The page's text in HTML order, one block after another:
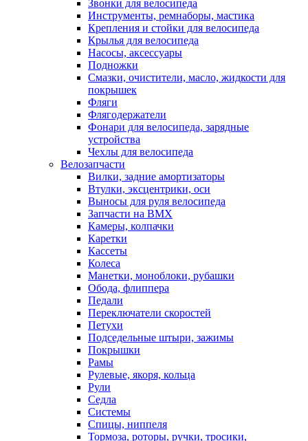
Звонки для велосипеда
Инструменты, ремнаборы, мастика
Крепления и стойки для велосипеда
Крылья для велосипеда
Насосы, аксессуары
Подножки
Смазки, очистители, масло, жидкости для
покрышек
Фляги
Флягодержатели
Фонари для велосипеда, зарядные
устройства
Чехлы для велосипеда
Велозапчасти
Вилки, задние амортизаторы
Втулки, эксцентрики, оси
Выносы для руля велосипеда
Запчасти на BMX
Камеры, колпачки
Каретки
Кассеты
Колеса
Манетки, моноблоки, рубашки
Обода, флиппера
Педали
Переключатели скоростей
Петухи
Подседельные штыри, зажимы
Покрышки
Рамы
Рулевые, якоря, кольца
Рули
Седла
Системы
Спицы, ниппеля
Тормоза, роторы, ручки, тросики,